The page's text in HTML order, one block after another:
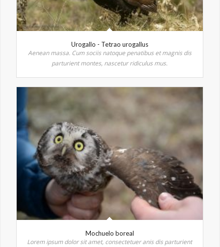
Urogallo - Tetrao urogallus
Aenean massa. Cum sociis natoque penatibus et magnis dis
parturient montes, nascetur ridiculus mus.
Mochuelo boreal
Lorem ipsum dolor sit amet, consectetuer anis dis parturient